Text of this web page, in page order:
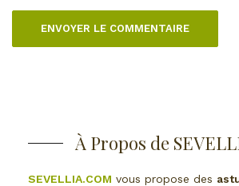
À Propos de
SEVELLIA.COM vous propose des